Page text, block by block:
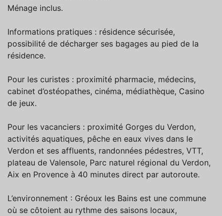
Ménage inclus.
Informations pratiques : résidence sécurisée,
possibilité de décharger ses bagages au pied de la
résidence.
Pour les curistes : proximité pharmacie, médecins,
cabinet d’ostéopathes, cinéma, médiathèque, Casino
de jeux.
Pour les vacanciers : proximité Gorges du Verdon,
activités aquatiques, pêche en eaux vives dans le
Verdon et ses affluents, randonnées pédestres, VTT,
plateau de Valensole, Parc naturel régional du Verdon,
Aix en Provence à 40 minutes direct par autoroute.
L’environnement : Gréoux les Bains est une commune
où se côtoient au rythme des saisons locaux,